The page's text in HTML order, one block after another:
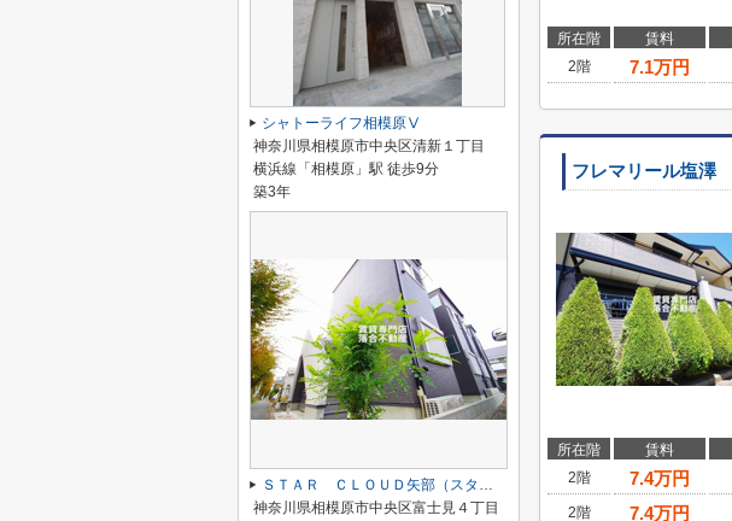
所在階 賃料
2階
7.1万円
フレマリール塩澤
所在階 賃料
2階
7.4万円
2階
7.4万円
シャトーライフ相模原Ⅴ
神奈川県相模原市中央区清新１丁目
横浜線「相模原」駅 徒歩9分
築3年
ＳＴＡＲ ＣＬＯＵＤ矢部（スタークラウド矢部）
神奈川県相模原市中央区富士見４丁目